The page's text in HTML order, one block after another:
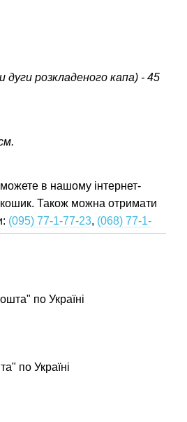
дуги розкладеного капа) - 45
в нашому інтернет-
Також можна отримати
(095) 77-1-77-23, (068) 77-1-
по Україні
по Україні